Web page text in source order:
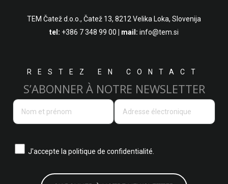
TEM Čatež d.o.o., Čatež 13, 8212 Velika Loka, Slovenija
tel: +386 7 348 99 00 | mail: info@tem.si
RESTEZ EN CONTACT
S’ABONNER À NOTRE NEWSLETTER
J'accepte la politique de confidentialité.